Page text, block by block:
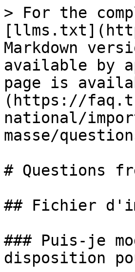
> For the
Markdown
available by
page is
(https://
national/
masse/
# Questions
## Fichier
### Puis-je
disposition